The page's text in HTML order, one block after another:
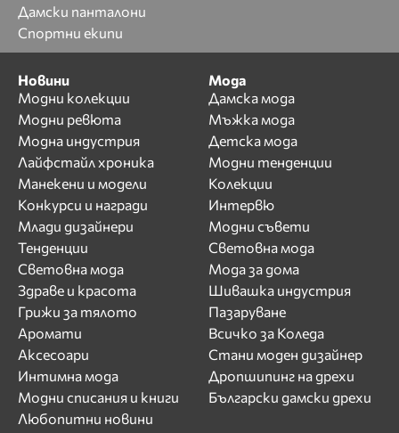
Дамски панталони
Спортни екипи
Новини
Модни колекции
Модни ревюта
Модна индустрия
Лайфстайл хроника
Манекени и модели
Конкурси и награди
Млади дизайнери
Тенденции
Световна мода
Здраве и красота
Грижи за тялото
Аромати
Аксесоари
Интимна мода
Модни списания и книги
Любопитни новини
Мода
Дамска мода
Мъжка мода
Детска мода
Модни тенденции
Колекции
Интервю
Модни съвети
Световна мода
Мода за дома
Шивашка индустрия
Пазаруване
Всичко за Коледа
Стани моден дизайнер
Дропшипинг на дрехи
Български дамски дрехи